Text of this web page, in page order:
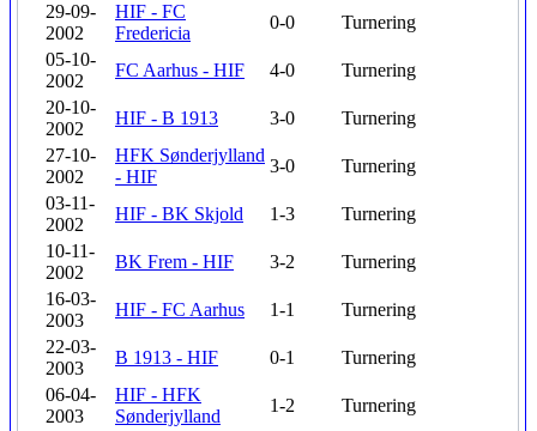
29-09-
2002
HIF - FC
Fredericia
0-0
Turnering
05-10-
2002
FC Aarhus - HIF 4-0
Turnering
20-10-
2002
HIF - B 1913 3-0
Turnering
27-10-
2002
HFK Sønderjylland
- HIF
3-0
Turnering
03-11-
2002
HIF - BK Skjold 1-3
Turnering
10-11-
2002
BK Frem - HIF 3-2
Turnering
16-03-
2003
HIF - FC Aarhus 1-1
Turnering
22-03-
2003
B 1913 - HIF 0-1
Turnering
06-04-
2003
HIF - HFK
Sønderjylland
1-2
Turnering